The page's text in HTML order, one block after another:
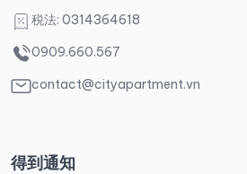
税法: 0314364618
0909.660.567
contact@cityapartment.vn
得到通知